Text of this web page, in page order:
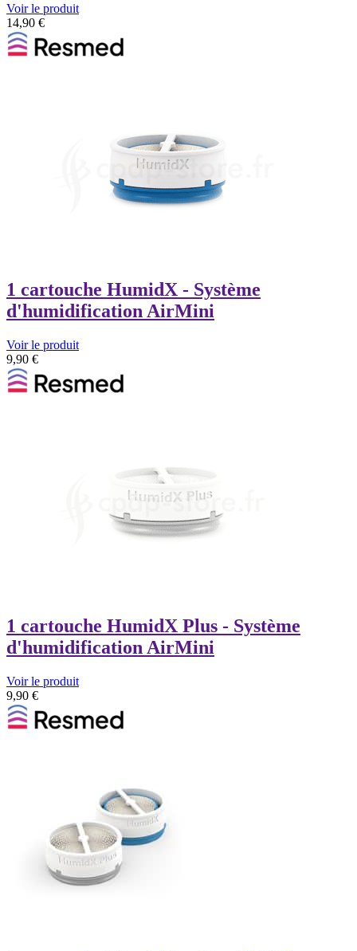
Voir le produit
14,90 €
1 cartouche HumidX - Système
d'humidification AirMini
Voir le produit
9,90 €
1 cartouche HumidX Plus - Système
d'humidification AirMini
Voir le produit
9,90 €